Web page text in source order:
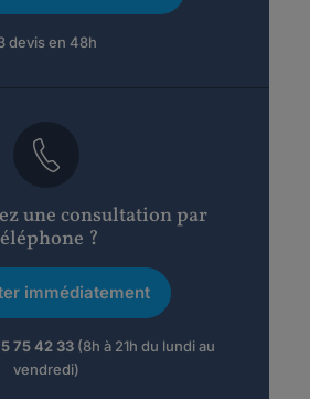
devis en 48h
une consultation par
?
immédiatement
75 42 33(8h à 21h du lundi au
vendredi)